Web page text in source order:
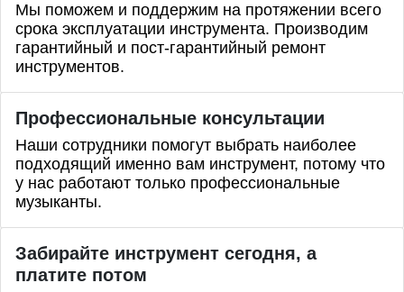
Мы поможем и поддержим на протяжении всего
срока эксплуатации инструмента. Производим
гарантийный и пост-гарантийный ремонт
инструментов.
Профессиональные консультации
Наши сотрудники помогут выбрать наиболее
подходящий именно вам инструмент, потому что
у нас работают только профессиональные
музыканты.
Забирайте инструмент сегодня, а
платите потом